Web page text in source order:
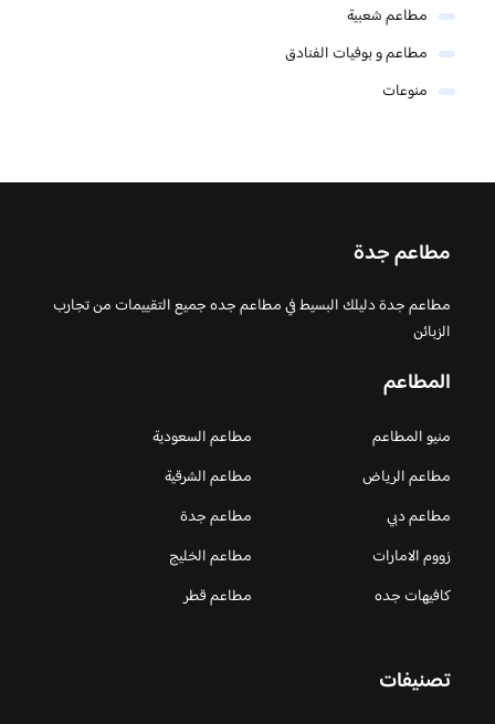
مطاعم شعبية
مطاعم و بوفيات الفنادق
منوعات
مطاعم جدة
مطاعم جدة دليلك البسيط في مطاعم جده جميع التقييمات من تجارب
الزبائن
المطاعم
منيو المطاعم
مطاعم السعودية
مطاعم الرياض
مطاعم الشرقية
مطاعم دبي
مطاعم جدة
زووم الامارات
مطاعم الخليج
كافيهات جده
مطاعم قطر
تصنيفات